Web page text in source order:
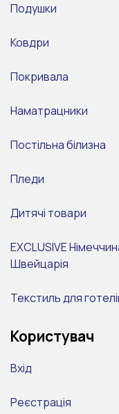
Подушки
Ковдри
Покривала
Наматрацники
Постільна білизна
Пледи
Дитячі товари
EXCLUSIVE
Швейцарія
Текстиль для
Користувач
Вхід
Реєстрація